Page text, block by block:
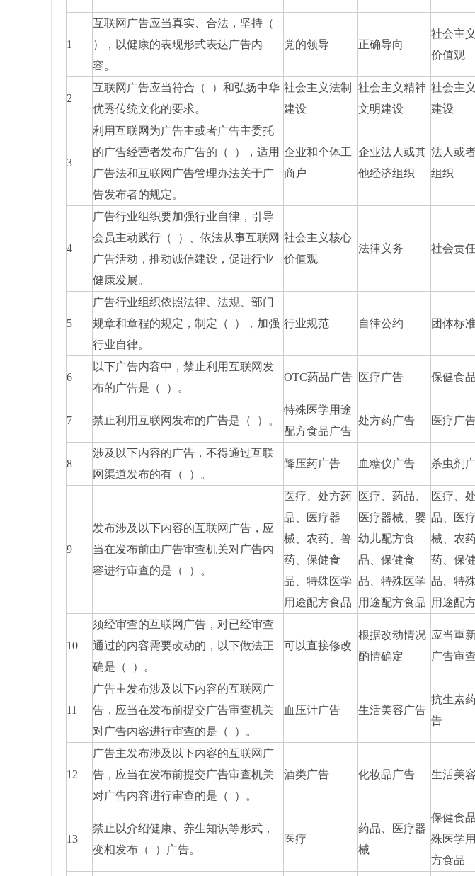
1
互联网广告应当真实、合法，坚持（
），以健康的表现形式表达广告内
容。
党的领导 正确导向
社会主
价值观
2
互联网广告应当符合（ ）和弘扬中华
优秀传统文化的要求。
社会主义法制
建设
社会主义精神
文明建设
社会主
建设
3
利用互联网为广告主或者广告主委托
的广告经营者发布广告的（ ），适用
广告法和互联网广告管理办法关于广
告发布者的规定。
企业和个体工
商户
企业法人或其
他经济组织
法人或
组织
4
广告行业组织要加强行业自律，引导
会员主动践行（ ）、依法从事互联网
广告活动，推动诚信建设，促进行业
健康发展。
社会主义核心
价值观
法律义务 社会责
5
广告行业组织依照法律、法规、部门
规章和章程的规定，制定（ ），加强
行业自律。
行业规范 自律公约 团体标
6
以下广告内容中，禁止利用互联网发
布的广告是（ ）。
OTC药品广告 医疗广告 保健食
7 禁止利用互联网发布的广告是（ ）。
特殊医学用途
配方食品广告
处方药广告 医疗广
8
涉及以下内容的广告，不得通过互联
网渠道发布的有（ ）。
降压药广告 血糖仪广告 杀虫剂
9
发布涉及以下内容的互联网广告，应
当在发布前由广告审查机关对广告内
容进行审查的是（ ）。
医疗、处方药
品、医疗器
械、农药、兽
药、保健食
品、特殊医学
用途配方食品
医疗、药品、
医疗器械、婴
幼儿配方食
品、保健食
品、特殊医学
用途配方食品
医疗、
品、医
械、农
药、保
品、特
用途配
10
须经审查的互联网广告，对已经审查
通过的内容需要改动的，以下做法正
确是（ ）。
可以直接修改
根据改动情况
酌情确定
应当重
广告审查
11
广告主发布涉及以下内容的互联网广
告，应当在发布前提交广告审查机关
对广告内容进行审查的是（ ）。
血压计广告 生活美容广告
抗生素
告
12
广告主发布涉及以下内容的互联网广
告，应当在发布前提交广告审查机关
对广告内容进行审查的是（ ）。
酒类广告 化妆品广告 生活美
13
禁止以介绍健康、养生知识等形式，
变相发布（ ）广告。
医疗
药品、医疗器
械
保健食
殊医学
方食品